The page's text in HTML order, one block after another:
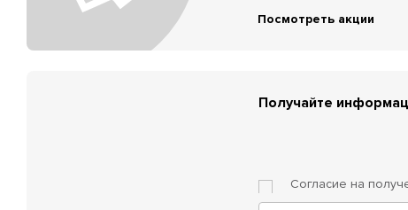
Посмотреть акции
Получайте
Согласие на